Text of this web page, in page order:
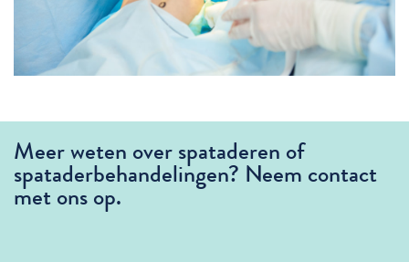
Meer weten over spataderen of
spataderbehandelingen? Neem contact
met ons op.